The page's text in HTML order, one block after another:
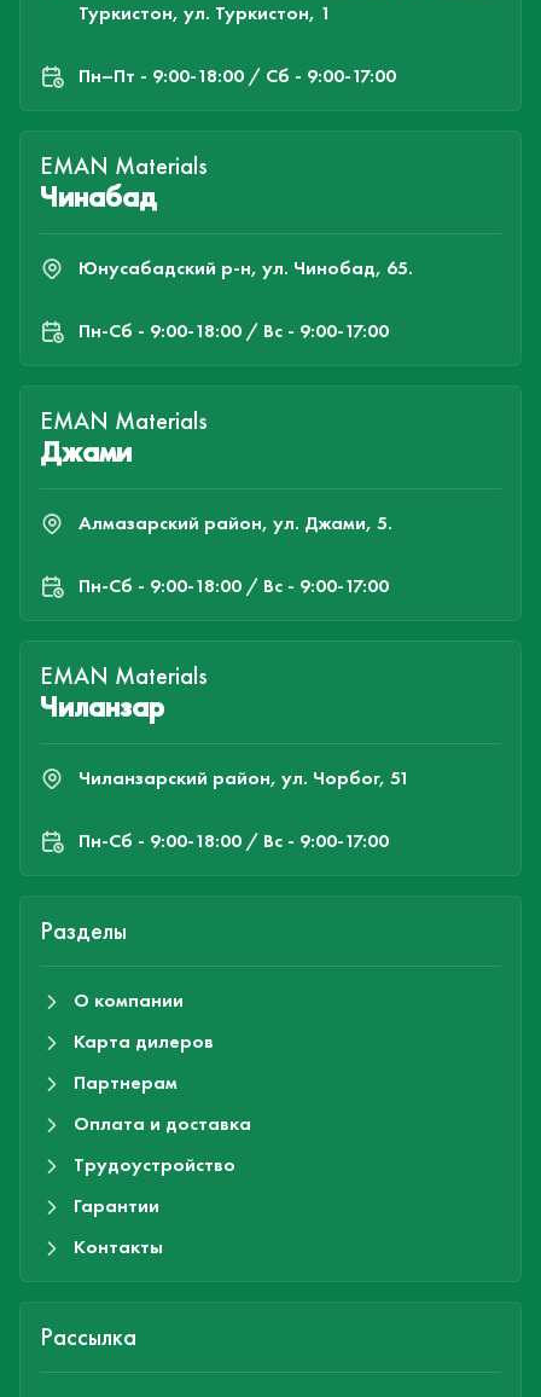
Туркистон, ул. Туркистон, 1
Пн–Пт - 9:00-18:00 / Сб - 9:00-17:00
EMAN Materials
Чинабад
Юнусабадский р-н, ул. Чинобад, 65.
Пн-Cб - 9:00-18:00 / Вс - 9:00-17:00
EMAN Materials
Джами
Алмазарский район, ул. Джами, 5.
Пн-Cб - 9:00-18:00 / Вс - 9:00-17:00
EMAN Materials
Чиланзар
Чиланзарский район, ул. Чорбог, 51
Пн-Cб - 9:00-18:00 / Вс - 9:00-17:00
Разделы
О компании
Карта дилеров
Партнерам
Оплата и доставка
Трудоустройство
Гарантии
Контакты
Рассылка